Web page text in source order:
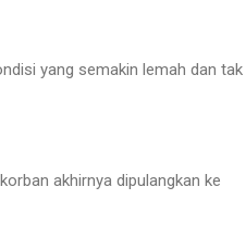
yang semakin lemah dan tak
akhirnya dipulangkan ke